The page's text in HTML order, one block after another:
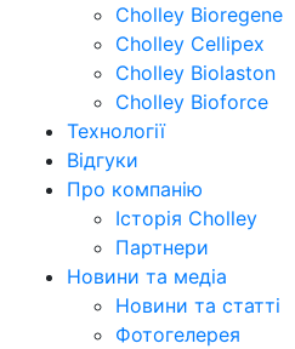
Cholley Bioregene
Cholley Cellipex
Cholley Biolaston
Cholley Bioforce
Технології
Відгуки
Про компанію
Історія Cholley
Партнери
Новини та медіа
Новини та статті
Фотогелерея